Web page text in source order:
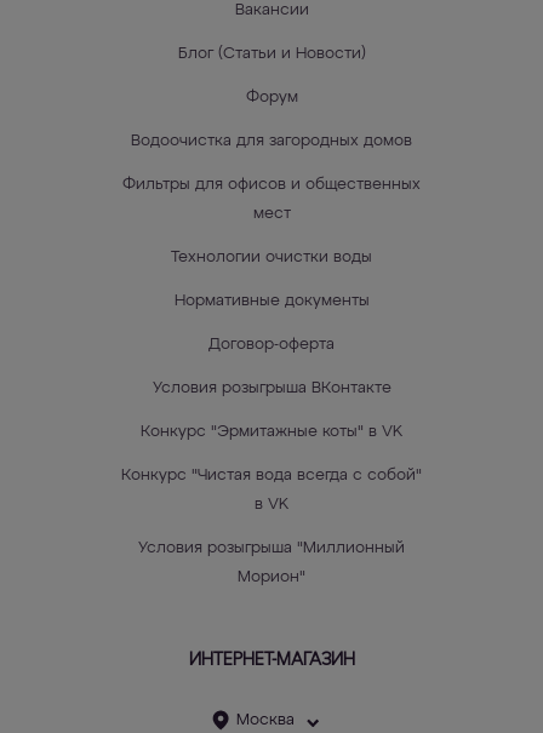
Вакансии
Блог (Статьи и Новости)
Форум
Водоочистка для загородных домов
Фильтры для офисов и общественных
мест
Технологии очистки воды
Нормативные документы
Договор-оферта
Условия розыгрыша ВКонтакте
Конкурс "Эрмитажные коты" в VK
Конкурс "Чистая вода всегда с собой"
в VK
Условия розыгрыша "Миллионный
Морион"
ИНТЕРНЕТ-МАГАЗИН
Москва